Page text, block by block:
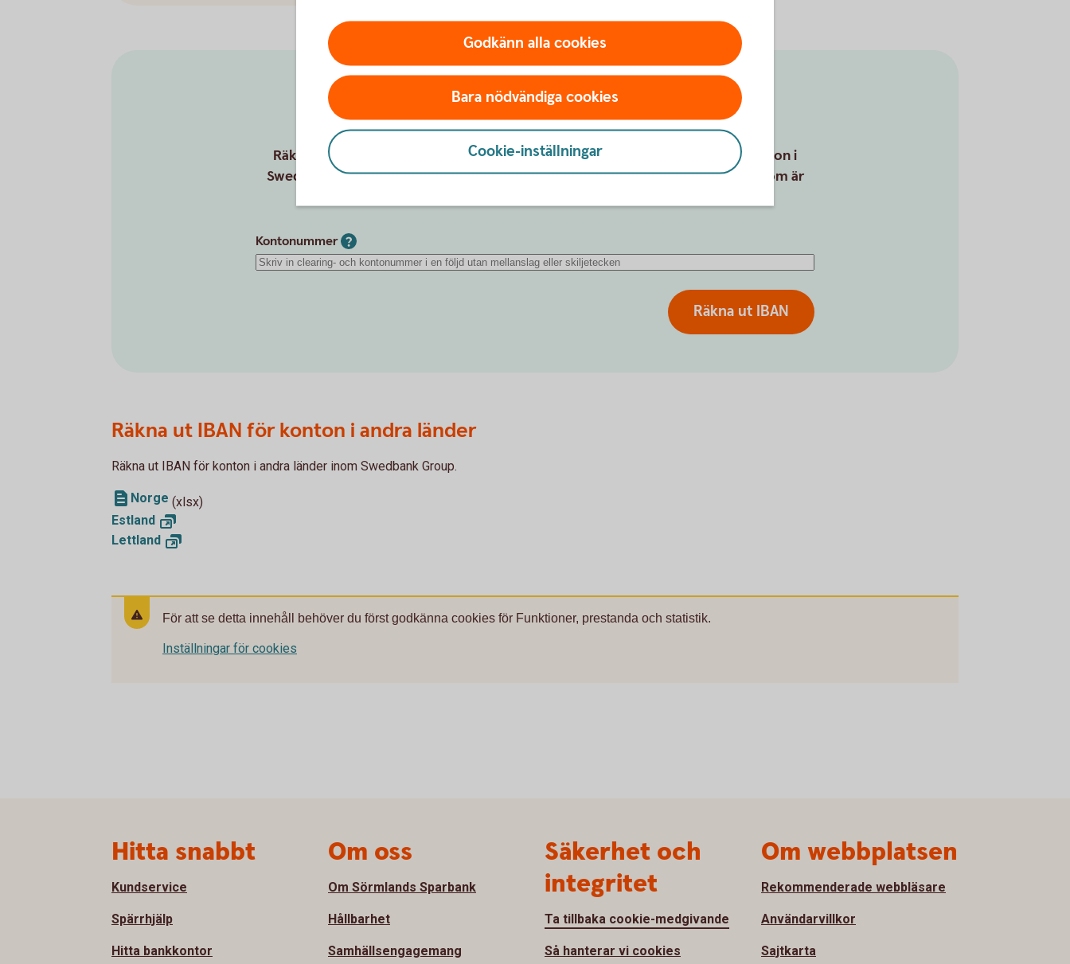
Räkna ut ditt IBAN-nummer
Räkna ut ditt IBAN-nummer med IBAN-räknaren. Den fungerar endast för konton i
Swedbank och Sparbankerna. Ange alltid IBAN tillsammans med bankens BIC som är
Kontonummer
Räkna ut IBAN
Räkna ut IBAN för konton i andra länder
Räkna ut IBAN för konton i andra länder inom Swedbank Group.
Norge (xlsx)
Estland
Lettland
För att se detta innehåll behöver du först godkänna cookies för Funktioner, prestanda och statistik.
Inställningar för cookies
Godkänn alla cookies
Bara nödvändiga cookies
Cookie-inställningar
Hitta snabbt
Kundservice
Spärrhjälp
Hitta bankkontor
Om oss
Om Sörmlands Sparbank
Hållbarhet
Samhällsengagemang
Säkerhet och
integritet
Ta tillbaka cookie-medgivande
Så hanterar vi cookies
Om webbplatsen
Rekommenderade webbläsare
Användarvillkor
Sajtkarta